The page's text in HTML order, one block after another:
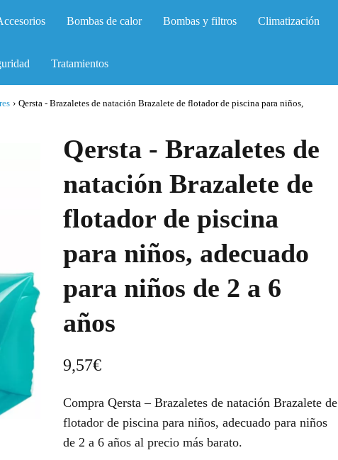
Bombas de calor Bombas y filtros Climatización
Tratamientos
› Qersta - Brazaletes de natación Brazalete de flotador de piscina para niños,
Qersta - Brazaletes de
natación Brazalete de
flotador de piscina
para niños, adecuado
para niños de 2 a 6
años
9,57€
Compra Qersta – Brazaletes de natación Brazalete de
flotador de piscina para niños, adecuado para niños
de 2 a 6 años al precio más barato.